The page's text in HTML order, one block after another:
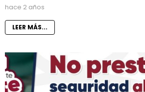
hace 2 años
LEER MÁS...